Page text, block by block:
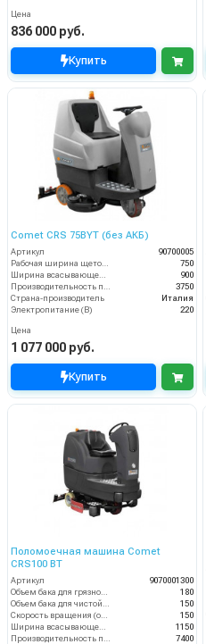
Цена
836 000 руб.
Купить
Comet CRS 75BYT (без АКБ)
Артикул
90700005
Рабочая ширина щеток (мм)
750
Ширина всасывающей балки (мм)
900
Производительность по площади (м2/ч)
3750
Страна-производитель
Италия
Электропитание (В)
220
Цена
1 077 000 руб.
Купить
Поломоечная машина Comet
CRS100 BT
Артикул
9070001300
180
150
150
1150
7400